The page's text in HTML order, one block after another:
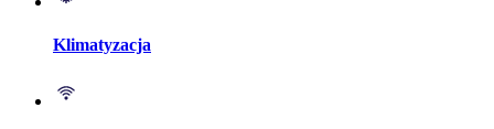
Klimatyzacja